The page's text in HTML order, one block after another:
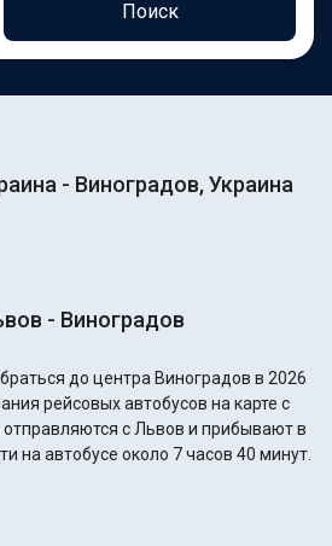
Поиск
- Виноградов, Украина
- Виноградов
до центра Виноградов в 2026
рейсовых автобусов на карте с
с Львов и прибывают в
на автобусе около 7 часов 40 минут.